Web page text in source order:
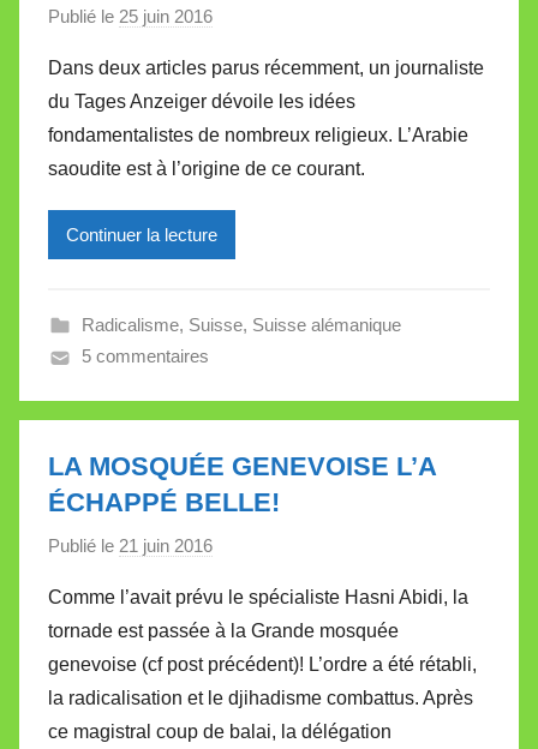
Publié le 25 juin 2016
r
M
i
r
i
l
e
l
l
t
Dans deux articles parus récemment, un journaliste
du Tages Anzeiger dévoile les idées
fondamentalistes de nombreux religieux. L’Arabie
saoudite est à l’origine de ce courant.
Continuer la lecture
Radicalisme, Suisse, Suisse alémanique
5 commentaires
LA MOSQUÉE GENEVOISE L’A
ÉCHAPPÉ BELLE!
Publié le 21 juin 2016
r
M
i
r
e
Comme l’avait prévu le spécialiste Hasni Abidi, la
tornade est passée à la Grande mosquée
genevoise (cf post précédent)! L’ordre a été rétabli,
la radicalisation et le djihadisme combattus. Après
ce magistral coup de balai, la délégation